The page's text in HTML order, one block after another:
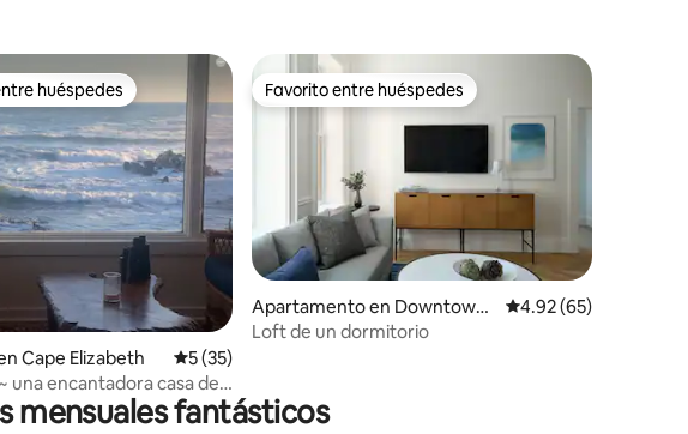
5, 755 reseñas
huéspedes preferido
huéspedes
Cape Elizabeth Calificación promedio: 5 de 5, 35 reseñas
5 (35)
una encantadora casa de
al mar
Favorito entre huéspedes
Favorito entre huéspedes
Apartamento en Downtown
Portland
Calificación
4.92 (65)
Loft de un dormitorio
mensuales fantásticos